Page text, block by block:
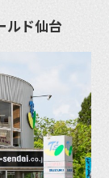
ルド仙台